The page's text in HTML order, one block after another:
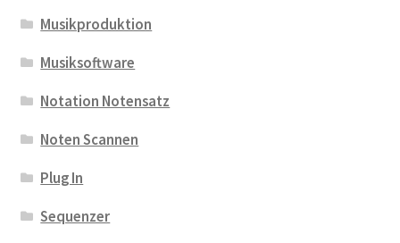
Musikproduktion
Musiksoftware
Notation Notensatz
Noten Scannen
Plug In
Sequenzer